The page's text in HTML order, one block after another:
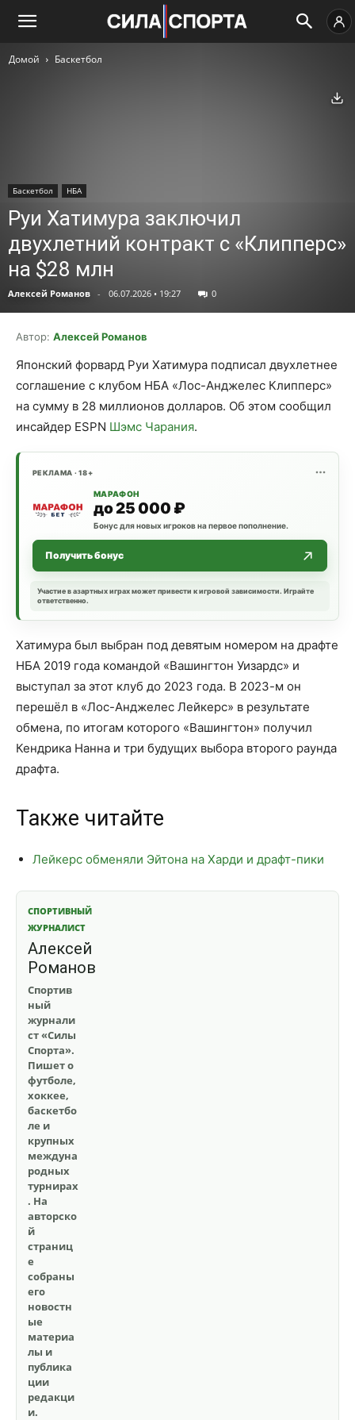
Домой Баскетбол
Баскетбол НБА
Руи Хатимура заключил
двухлетний контракт с «Клипперс»
на $28 млн
Алексей Романов - 06.07.2026 • 19:27 0
Автор: Алексей Романов
Японский форвард Руи Хатимура подписал двухлетнее
соглашение с клубом НБА «Лос-Анджелес Клипперс»
на сумму в 28 миллионов долларов. Об этом сообщил
инсайдер ESPN Шэмс Чарания.
РЕКЛАМА · 18+
МАРАФОН
до 25 000 ₽
Бонус для новых игроков на первое пополнение.
Получить бонус
Участие в азартных играх может привести к игровой зависимости. Играйте
ответственно.
Хатимура был выбран под девятым номером на драфте
НБА 2019 года командой «Вашингтон Уизардс» и
выступал за этот клуб до 2023 года. В 2023-м он
перешёл в «Лос-Анджелес Лейкерс» в результате
обмена, по итогам которого «Вашингтон» получил
Кендрика Нанна и три будущих выбора второго раунда
драфта.
Также читайте
Лейкерс обменяли Эйтона на Харди и драфт-пики
СПОРТИВНЫЙ
ЖУРНАЛИСТ
Алексей
Романов
Спортив
ный
журнали
ст «Силы
Спорта».
Пишет о
футболе,
хоккее,
баскетбо
ле и
крупных
междуна
родных
турнирах
. На
авторско
й
страниц
е
собраны
его
новостн
ые
материа
лы и
публика
ции
редакци
и.